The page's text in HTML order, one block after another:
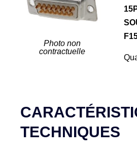
Photo non
contractuelle
TECHNIQUES